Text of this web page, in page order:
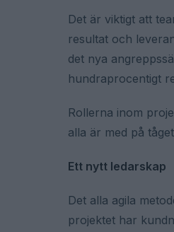
Det är viktigt att
resultat och
det nya
hundraprocentigt
Rollerna inom
alla är med på
Ett nytt ledarskap
Det alla agila
projektet har